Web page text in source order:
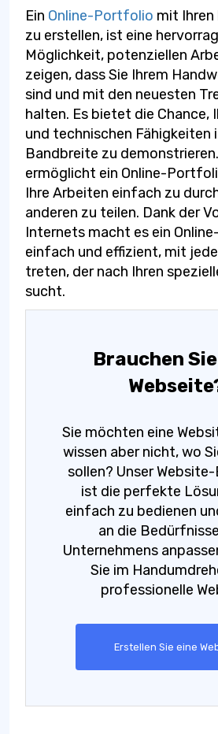
Ein Online-Portfolio mit
zu erstellen, ist eine
Möglichkeit, potenziellen
zeigen, dass Sie Ihrem
sind und mit den neuesten
halten. Es bietet die Chance,
und technischen Fähigkeiten
Bandbreite zu
ermöglicht ein Online-
Ihre Arbeiten einfach zu
anderen zu teilen. Dank der
Internets macht es ein
einfach und effizient, mit
treten, der nach Ihren
sucht.
Brauchen
Sie möchten eine
wissen aber nicht, wo
sollen? Unser
ist die perfekte
einfach zu bedienen
an die
Unternehmens
Sie im
professionelle
Erstellen Sie eine